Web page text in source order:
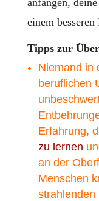
einem
Tipps zur
Niemand in
beruflichen
Erfahrung,
zu lernen
an der
Menschen
strahlenden